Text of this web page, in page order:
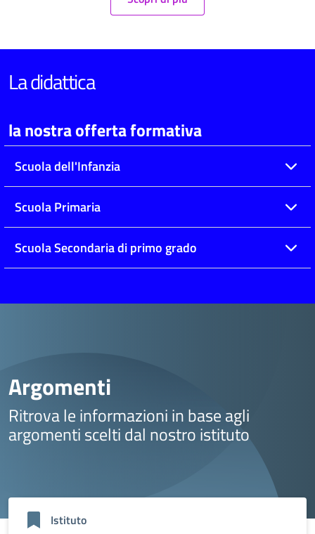
La didattica
la nostra offerta formativa
Scuola dell'Infanzia
Scuola Primaria
Scuola Secondaria di primo grado
Argomenti
Ritrova le informazioni in base agli
argomenti scelti dal nostro istituto
Istituto